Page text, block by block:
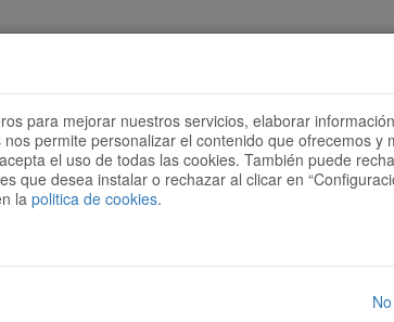
rutas Quieres ser colaborador?
para mejorar nuestros servicios, elaborar
permite personalizar el contenido que ofrecemos y
el uso de todas las cookies. También puede
que desea instalar o rechazar al clicar en
lapolitica de cookies.